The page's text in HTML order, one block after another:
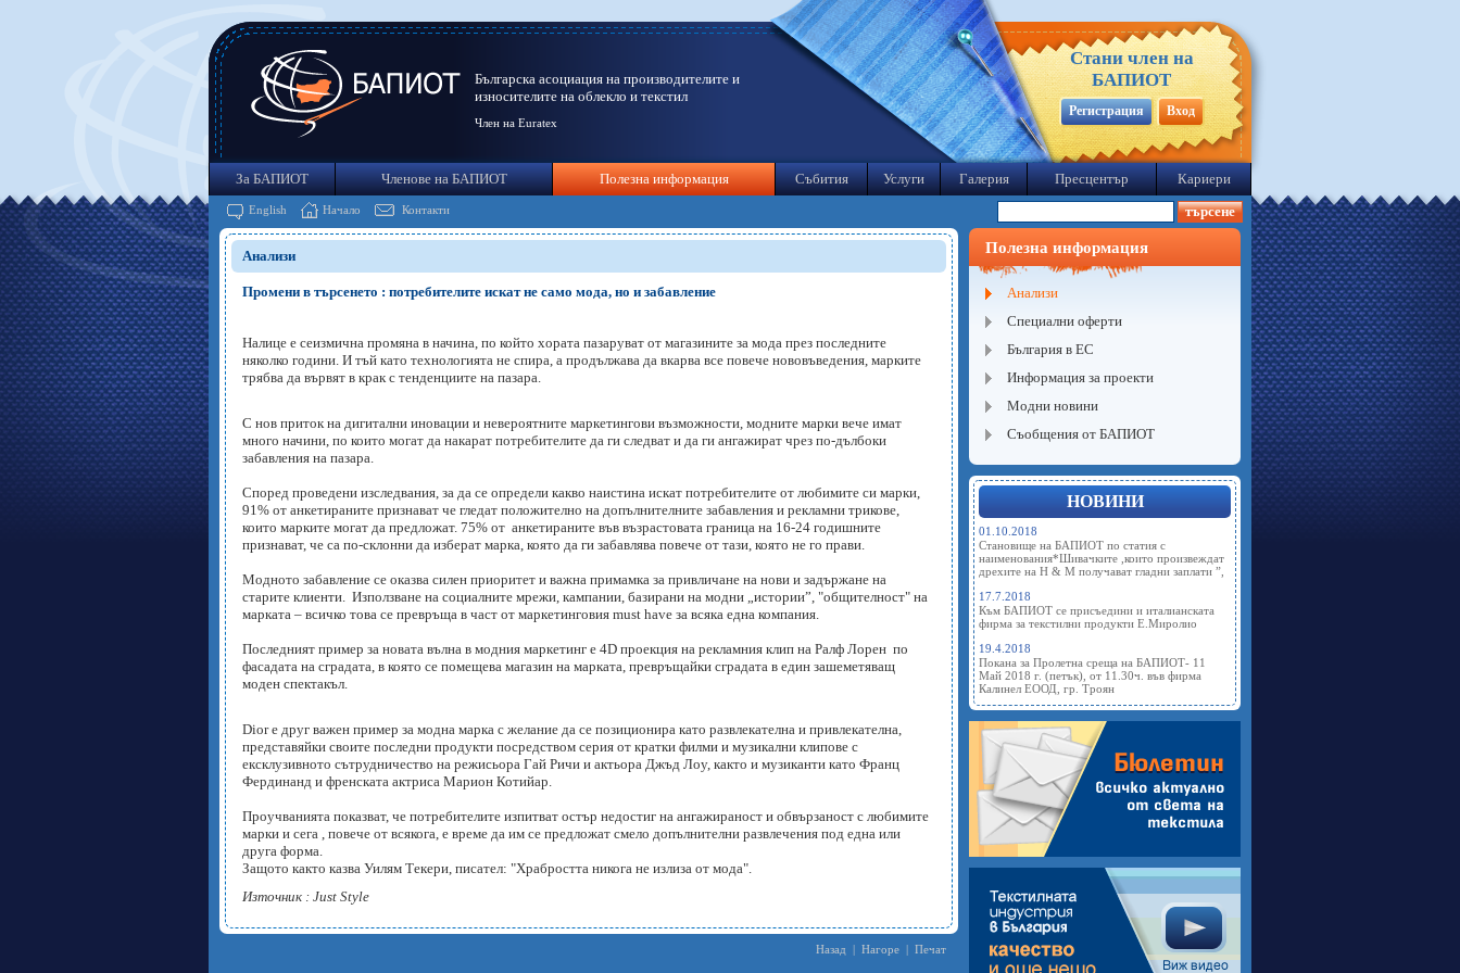
Българска асоциация на производителите и
износителите на облекло и текстил
Член на Euratex
Стани член на
БАПИОТ
Регистрация Вход
За БАПИОТ Членове на БАПИОТ Полезна информация Събития Услуги Галерия Пресцентър Кариери
English Начало Контакти
Анализи
Промени в търсенето : потребителите искат не само мода, но и забавление
Налице е сеизмична промяна в начина, по който хората пазаруват от магазините за мода през последните
няколко години. И тъй като технологията не спира, а продължава да вкарва все повече нововъведения, марките
трябва да вървят в крак с тенденциите на пазара.
С нов приток на дигитални иновации и невероятните маркетингови възможности, модните марки вече имат
много начини, по които могат да накарат потребителите да ги следват и да ги ангажират чрез по-дълбоки
забавления на пазара.
Според проведени изследвания, за да се определи какво наистина искат потребителите от любимите си марки,
91% от анкетираните признават че гледат положително на допълнителните забавления и рекламни трикове,
които марките могат да предложат. 75% от анкетираните във възрастовата граница на 16-24 годишните
признават, че са по-склонни да изберат марка, която да ги забавлява повече от тази, която не го прави.
Модното забавление се оказва силен приоритет и важна примамка за привличане на нови и задържане на
старите клиенти. Използване на социалните мрежи, кампании, базирани на модни „истории”, "общителност" на
марката – всичко това се превръща в част от маркетинговия must have за всяка една компания.
Последният пример за новата вълна в модния маркетинг е 4D проекция на рекламния клип на Ралф Лорен по
фасадата на сградата, в която се помещева магазин на марката, превръщайки сградата в един зашеметяващ
моден спектакъл.
Dior е друг важен пример за модна марка с желание да се позиционира като развлекателна и привлекателна,
представяйки своите последни продукти посредством серия от кратки филми и музикални клипове с
ексклузивното сътрудничество на режисьора Гай Ричи и актьора Джъд Лоу, както и музиканти като Франц
Фердинанд и френската актриса Марион Котийар.
Проучванията показват, че потребителите изпитват остър недостиг на ангажираност и обвързаност с любимите
марки и сега , повече от всякога, е време да им се предложат смело допълнителни развлечения под една или
друга форма.
Защото както казва Уилям Текери, писател: "Храбростта никога не излиза от мода".
Източник : Just Style
Назад | Нагоре | Печат
Полезна информация
Анализи
Специални оферти
България в ЕС
Информация за проекти
Модни новини
Съобщения от БАПИОТ
НОВИНИ
01.10.2018
Становище на БАПИОТ по статия с
наименования*Шивачките ,които произвеждат
дрехите на Н & М получават гладни заплати ”,
17.7.2018
Към БАПИОТ се присъедини и италианската
фирма за текстилни продукти Е.Миролио
19.4.2018
Покана за Пролетна среща на БАПИОТ- 11
Май 2018 г. (петък), от 11.30ч. във фирма
Калинел ЕООД, гр. Троян